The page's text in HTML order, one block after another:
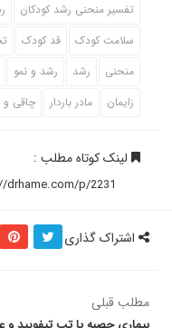
تفسیر منحنی رشد کودکان
سلامت کودک
قد کودک
منحنی
رشد رشد و نمو
زایمان
مادر باردار چاقی و
لینک کوتاه مطلب :
اشتراک گذاری
مطلب قبلی